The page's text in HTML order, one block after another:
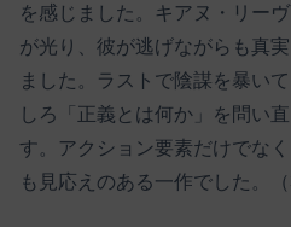
を感じました。キアヌ・リー
が光り、彼が逃げながらも真
ました。ラストで陰謀を暴い
しろ「正義とは何か」を問い
す。アクション要素だけでな
も見応えのある一作でした。